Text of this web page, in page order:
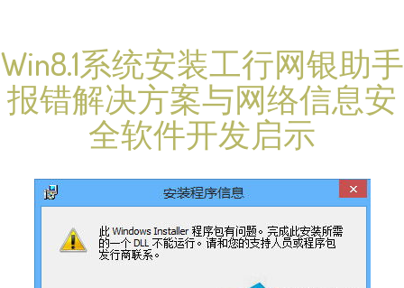
Win8.1系统安装工行网银助手
报错解决方案与网络信息安
全软件开发启示